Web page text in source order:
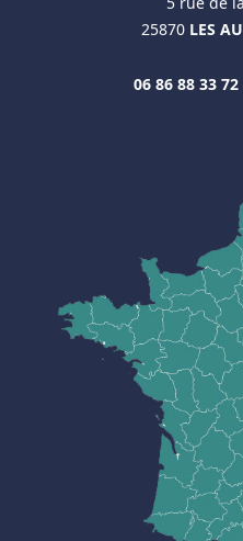
25870 LES
06 86 88 33